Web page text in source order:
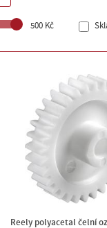
500 Kč
Reely polyacetal čelní